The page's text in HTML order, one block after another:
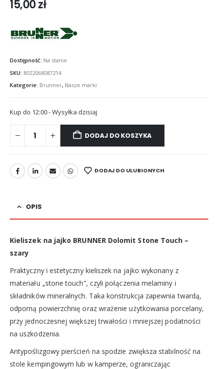
15,00zł
Dostępność: Na stanie
SKU: 8022068087214
Kategorie: Brunner, Nasze marki
Kup do 12:00 - Wysyłka dzisiaj
DODAJ DO KOSZYKA
DODAJ DO ULUBIONYCH
OPIS
Kieliszek na jajko BRUNNER Dolomit Stone Touch –
szary
Praktyczny i estetyczny kieliszek na jajko wykonany z
materiału „stone touch”, czyli połączenia melaminy i
składników mineralnych. Taka konstrukcja zapewnia twardą,
odporną powierzchnię oraz wrażenie użytkowania porcelany,
przy jednoczesnej większej trwałości i mniejszej podatności
na uszkodzenia.
Antypoślizgowy pierścień na spodzie zwiększa stabilność na
stole kempingowym lub w kamperze, ograniczając